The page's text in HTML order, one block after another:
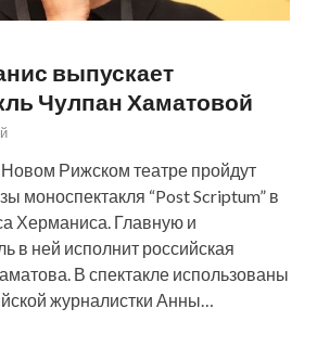
выпускает
Чулпан Хаматовой
Рижском театре пройдут
моноспектакля “Post Scriptum” в
Херманиса. Главную и
в ней исполнит российская
В спектакле использованы
журналистки Анны…